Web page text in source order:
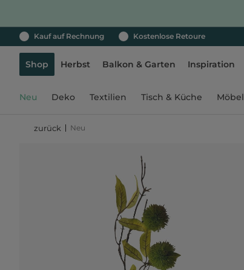
Kauf auf Rechnung Kostenlose Retoure
Shop Herbst Balkon & Garten Inspiration
Neu Deko Textilien Tisch & Küche Möbel
zurück Neu